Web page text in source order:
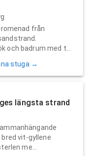
från
och badrum med t...
stuga →
längsta strand
vit-gyllene
me...